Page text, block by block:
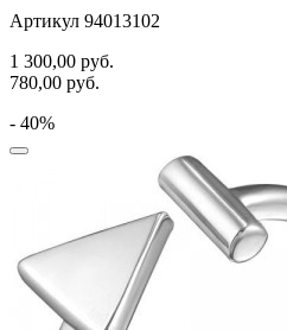
Артикул 94013102
1 300,00 руб.
780,00 руб.
- 40%